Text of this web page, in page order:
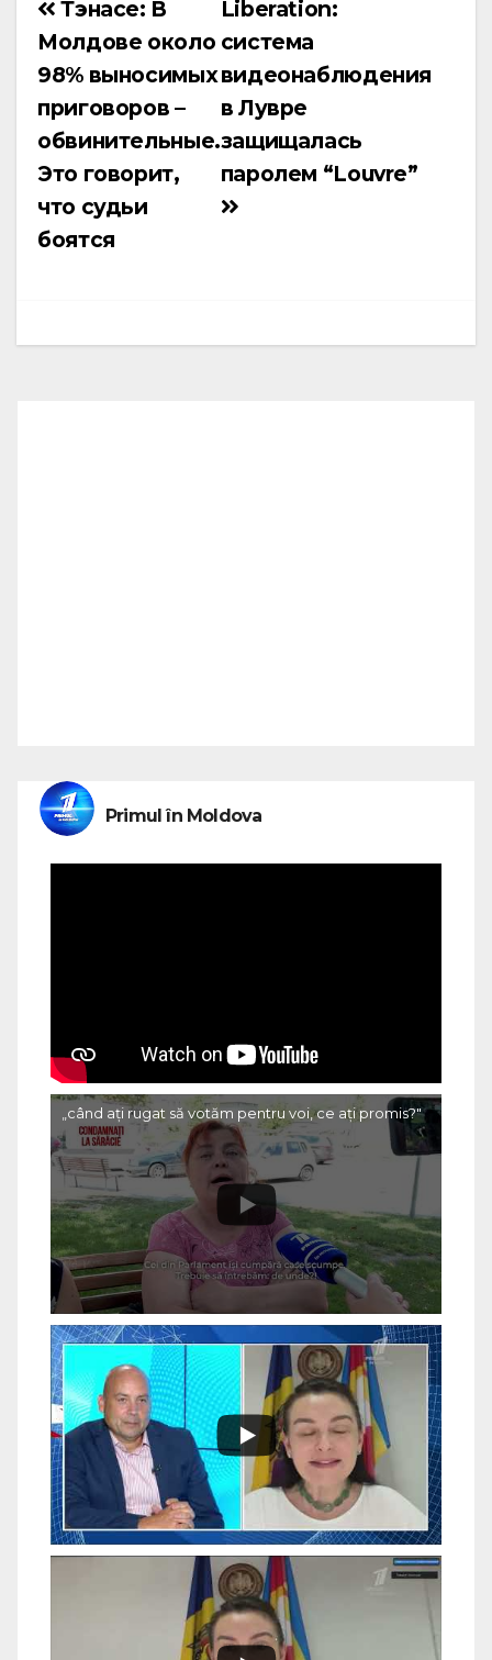
Навигация
по
Liberation:
система
видеонаблюдения
в Лувре
защищалась
паролем “Louvre”
Тэнасе: В
Молдове около
98% выносимых
приговоров –
обвинительные.
Это говорит,
что судьи
боятся
Primul în Moldova
„când ați rugat să votăm pentru voi, ce ați promis?"